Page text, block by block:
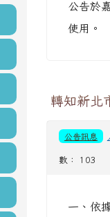
公告於
使用。
轉知新北
公告訊息
數： 103
一、依